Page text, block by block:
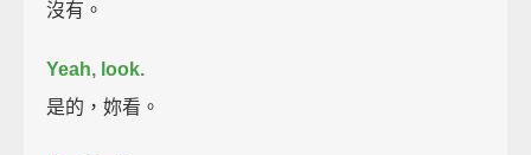
沒有。
Yeah, look.
是的，妳看。